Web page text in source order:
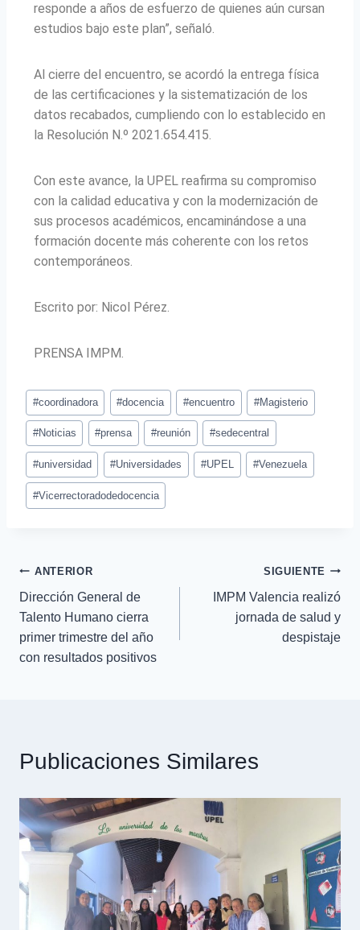
responde a años de esfuerzo de quienes aún cursan
estudios bajo este plan”, señaló.
Al cierre del encuentro, se acordó la entrega física
de las certificaciones y la sistematización de los
datos recabados, cumpliendo con lo establecido en
la Resolución N.º 2021.654.415.
Con este avance, la UPEL reafirma su compromiso
con la calidad educativa y con la modernización de
sus procesos académicos, encaminándose a una
formación docente más coherente con los retos
contemporáneos.
Escrito por: Nicol Pérez.
PRENSA IMPM.
#coordinadora #docencia #encuentro #Magisterio
#Noticias #prensa #reunión #sedecentral
#universidad #Universidades #UPEL #Venezuela
#Vicerrectoradodedocencia
ANTERIOR
Dirección General de
Talento Humano cierra
primer trimestre del año
con resultados positivos
SIGUIENTE
IMPM Valencia realizó
jornada de salud y
despistaje
Publicaciones Similares